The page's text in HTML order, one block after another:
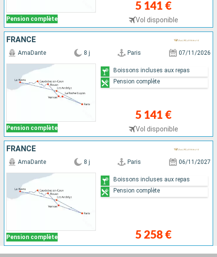
Pension complète
5 141 €
Vol disponible
FRANCE
Pension complète
AmaDante 8 j Paris 07/11/2026
5 141 €
Vol disponible
Boissons incluses aux repas
Pension complète
FRANCE
Pension complète
AmaDante 8 j Paris 06/11/2027
5 258 €
Boissons incluses aux repas
Pension complète